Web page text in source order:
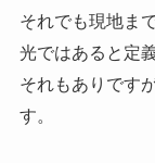
それでも現地ま
光ではあると定
それもありです
す。